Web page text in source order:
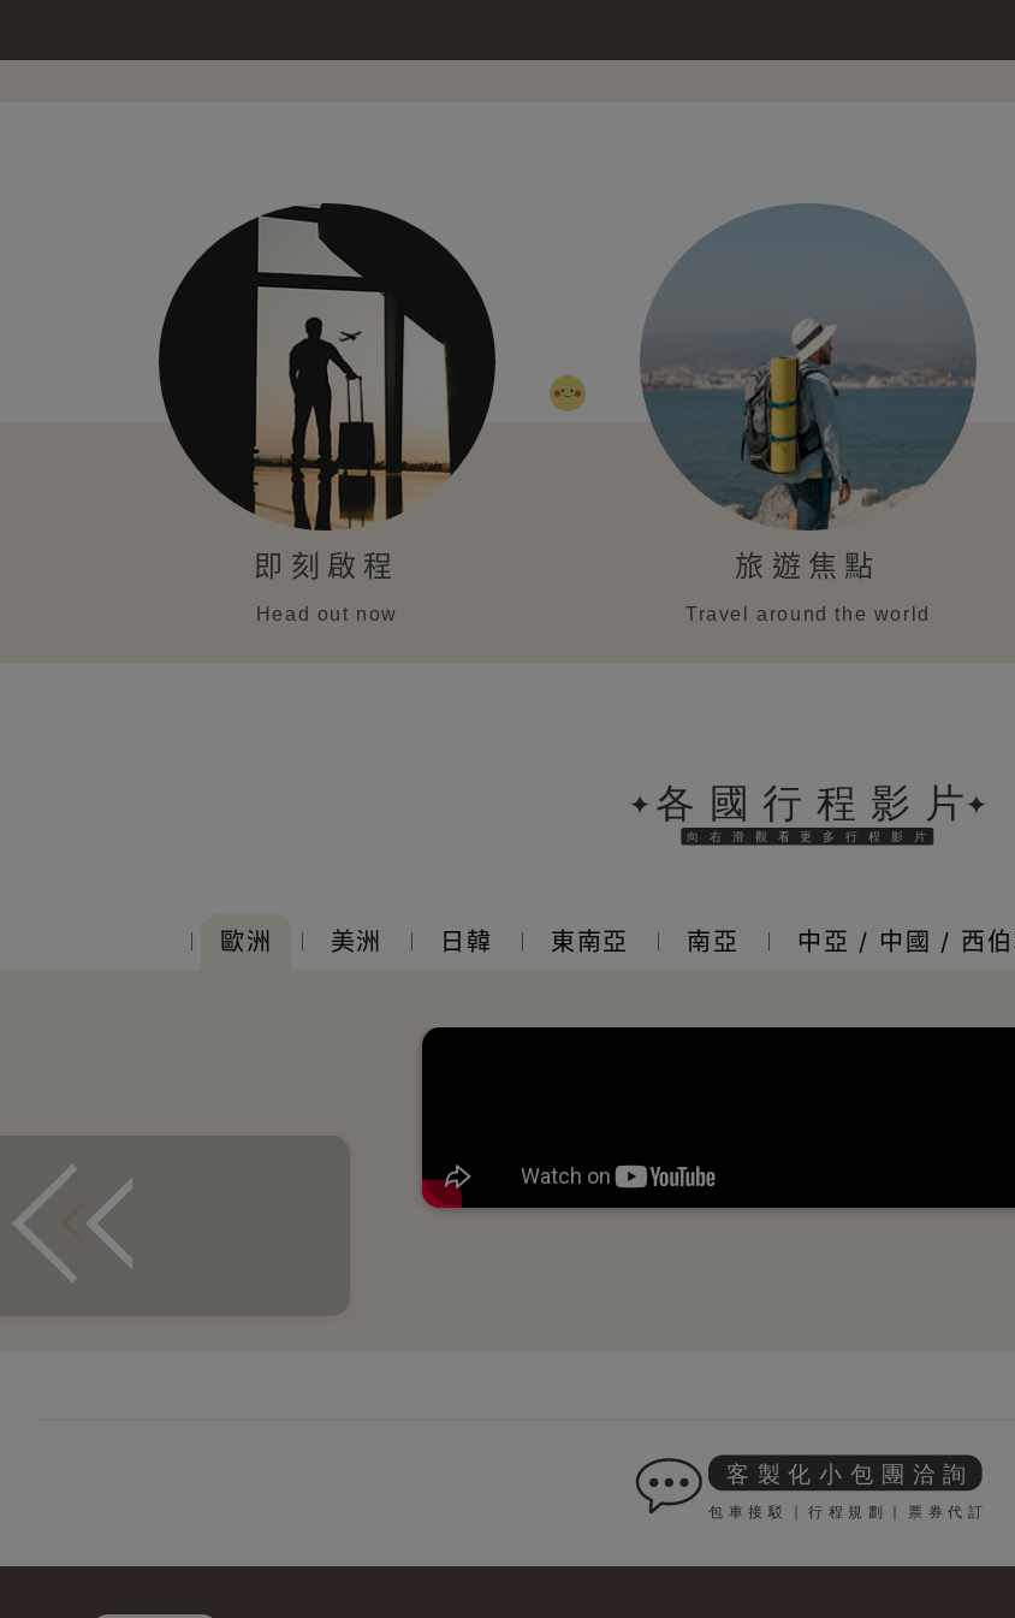
即刻啟程
Head out now
旅遊焦點
Travel around the world
歐洲 美洲 日韓 東南亞 南亞 中亞 / 中國 / 西伯